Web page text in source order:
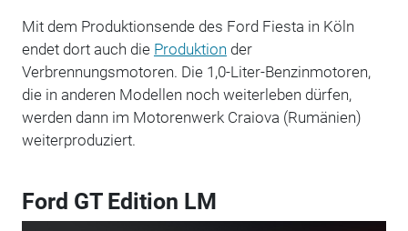
Mit dem Produktionsende des Ford Fiesta in Köln
endet dort auch die Produktion der
Verbrennungsmotoren. Die 1,0-Liter-Benzinmotoren,
die in anderen Modellen noch weiterleben dürfen,
werden dann im Motorenwerk Craiova (Rumänien)
weiterproduziert.
Ford GT Edition LM